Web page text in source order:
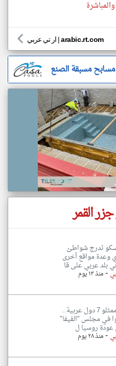
ار تي عربي |arabic.rt.com
مسابح مسبقة الصنع
القمر
تدرج شواطئ
وعدة مواقع أخرى
بلد عربي على قا
-منذ ١٣ يوم
#بينهم ممثلو 7 دول عربية..
في مجلس "الفيفا"
روسيا ل
-منذ ٢٨ يوم